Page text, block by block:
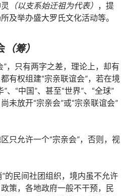
（以支系始迁祖为代表） ，提
及举办盛大罗氏文化活动等。
（筹）
”，只有两字之差，理论上，却有
有权组建“宗亲联谊会”，若在境
、“中国”、甚至“世界”、“全球”
未放开“宗亲会”或“宗亲联谊会”
只允许一个“宗亲会”，否则，视
”的民间社团组织，境内虽不允许
策，各地政府一般不干预，民